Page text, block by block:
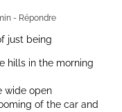
- Répondre
just being
hills in the morning
wide open
of the car and